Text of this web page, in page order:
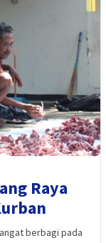
Raya
berbagi pada